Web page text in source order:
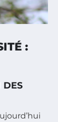
:
DES